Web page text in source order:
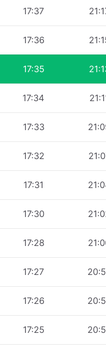
17:37
17:36
17:35
17:34
17:33
17:32
17:31
17:30
17:28
17:27
17:26
17:25